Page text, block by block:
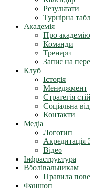
Результати
Турнірна
Академія
Про академію
Команди
Тренери
Запис на
Клуб
Історія
Менеджмент
Стратегія
Соціальна
Контакти
Медіа
Логотип
Акредитація
Відео
Інфраструктура
Вболівальникам
Правила
Фаншоп